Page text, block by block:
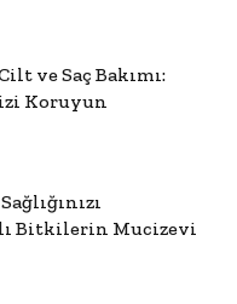
ve Saç Bakımı:
Koruyun
Bitkilerin Mucizevi